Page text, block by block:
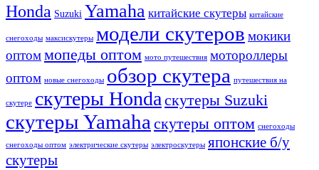
Honda Suzuki Yamaha китайские скутеры китайские
снегоходы максискутеры модели скутеров мокики
оптоммопеды оптом мото путешествия мотороллеры
оптом новые снегоходы обзор скутера путешествия на
скутере скутеры Hondaскутеры Suzuki
скутеры Yamaha скутеры оптом снегоходы
снегоходы оптом электрические скутеры электроскутеры японские б/у
скутеры